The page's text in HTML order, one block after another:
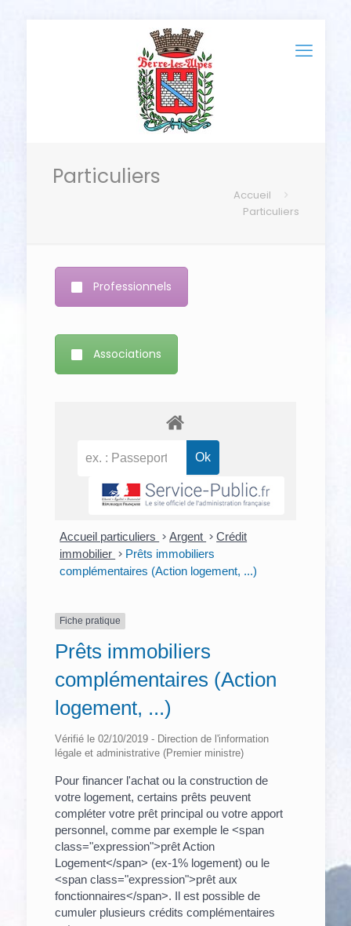
Particuliers
Accueil
Particuliers
Professionnels
Associations
Accueil particuliers > Argent > Crédit
immobilier > Prêts immobiliers
complémentaires (Action logement, ...)
Fiche pratique
Prêts immobiliers
complémentaires (Action
logement, ...)
Vérifié le 02/10/2019 - Direction de l'information
légale et administrative (Premier ministre)
Pour financer l'achat ou la construction de
votre logement, certains prêts peuvent
compléter votre prêt principal ou votre apport
personnel, comme par exemple le <span
class="expression">prêt Action
Logement</span> (ex-1% logement) ou le
<span class="expression">prêt aux
fonctionnaires</span>. Il est possible de
cumuler plusieurs crédits complémentaires